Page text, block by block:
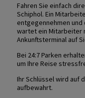
Fahren Sie einfach
Schiphol. Ein
entgegennehmen
wartet ein Mitarbeiter
Ankunftsterminal auf
Bei 24:7 Parken
um Ihre Reise
Ihr Schlüssel wird auf
aufbewahrt.